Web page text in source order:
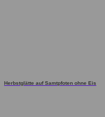
Herbstglätte auf Samtpfoten ohne Eis